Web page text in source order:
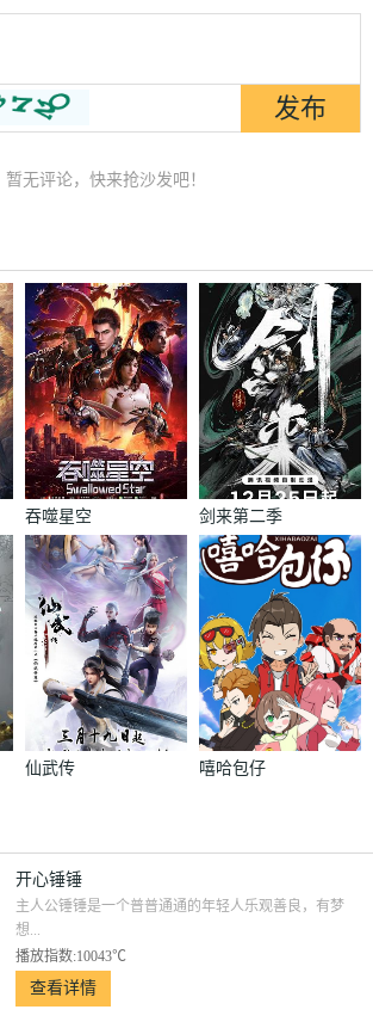
暂无评论，快来抢沙发吧！
吞噬星空 剑来第二季
仙武传 嘻哈包仔
开心锤锤
主人公锤锤是一个普普通通的年轻人乐观善良，有梦
想...
播放指数:10043℃
查看详情